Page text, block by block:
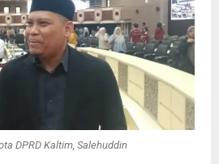
DPRD Kaltim, Salehuddin